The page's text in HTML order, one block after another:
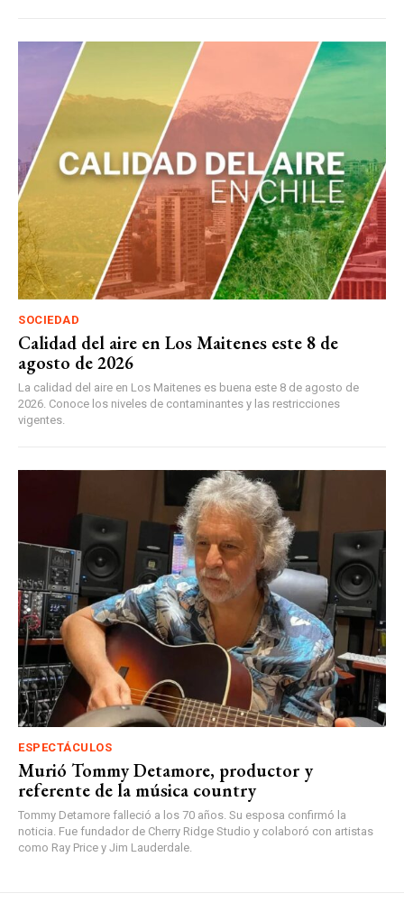
SOCIEDAD
Calidad del aire en Los Maitenes este 8 de
agosto de 2026
La calidad del aire en Los Maitenes es buena este 8 de agosto de
2026. Conoce los niveles de contaminantes y las restricciones
vigentes.
ESPECTÁCULOS
Murió Tommy Detamore, productor y
referente de la música country
Tommy Detamore falleció a los 70 años. Su esposa confirmó la
noticia. Fue fundador de Cherry Ridge Studio y colaboró con artistas
como Ray Price y Jim Lauderdale.